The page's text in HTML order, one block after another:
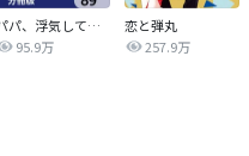
パパ、浮気してるよ？娘と二人でクズ夫を捨てます【分冊版】
95.9万
恋と弾丸
257.9万